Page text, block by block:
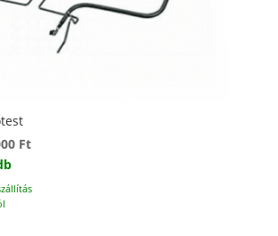
Ft.
FtCurrent
is: